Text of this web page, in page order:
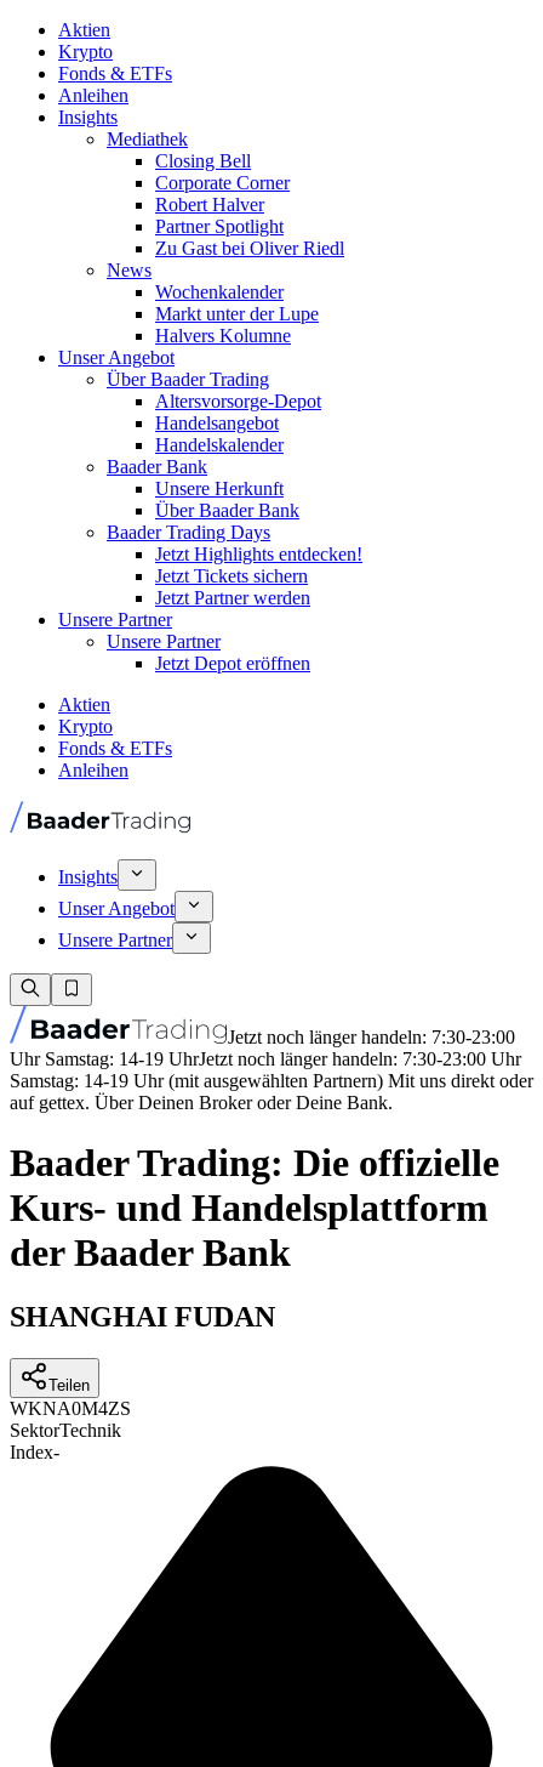
Aktien
Krypto
Fonds & ETFs
Anleihen
Insights
Mediathek
Closing Bell
Corporate Corner
Robert Halver
Partner Spotlight
Zu Gast bei Oliver Riedl
News
Wochenkalender
Markt unter der Lupe
Halvers Kolumne
Unser Angebot
Über Baader Trading
Altersvorsorge-Depot
Handelsangebot
Handelskalender
Baader Bank
Unsere Herkunft
Über Baader Bank
Baader Trading Days
Jetzt Highlights entdecken!
Jetzt Tickets sichern
Jetzt Partner werden
Unsere Partner
Unsere Partner
Jetzt Depot eröffnen
Aktien
Krypto
Fonds & ETFs
Anleihen
Insights
Unser Angebot
Unsere Partner
Jetzt noch länger handeln: 7:30-23:00
Uhr Samstag: 14-19 UhrJetzt noch länger handeln: 7:30-23:00 Uhr
Samstag: 14-19 Uhr (mit ausgewählten Partnern) Mit uns direkt oder
auf gettex. Über Deinen Broker oder Deine Bank.
Baader Trading: Die offizielle
Kurs- und Handelsplattform
der Baader Bank
SHANGHAI FUDAN
Teilen
WKNA0M4ZS
SektorTechnik
Index-